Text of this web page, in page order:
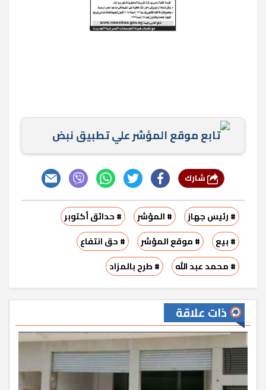
تابع موقع المؤشر علي تطبيق نبض
# رئيس جهاز # المؤشر
# حدائق أكتوبر
# بيع
# موقع المؤشر
# حق انتفاع
# محمد عبد الله
# طرح بالمزاد
ذات علاقة